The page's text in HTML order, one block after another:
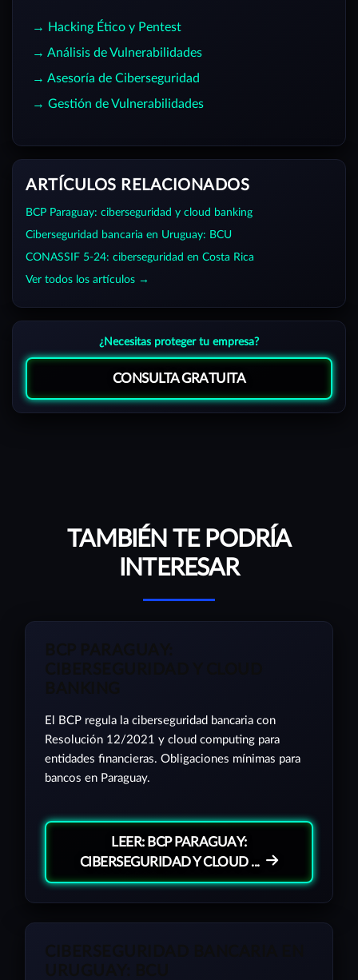
→ Hacking Ético y Pentest
→ Análisis de Vulnerabilidades
→ Asesoría de Ciberseguridad
→ Gestión de Vulnerabilidades
ARTÍCULOS RELACIONADOS
BCP Paraguay: ciberseguridad y cloud banking
Ciberseguridad bancaria en Uruguay: BCU
CONASSIF 5-24: ciberseguridad en Costa Rica
Ver todos los artículos →
¿Necesitas proteger tu empresa?
CONSULTA GRATUITA
TAMBIÉN TE PODRÍA
INTERESAR
El BCP regula la ciberseguridad bancaria con
Resolución 12/2021 y cloud computing para
entidades financieras. Obligaciones mínimas para
bancos en Paraguay.
LEER: BCP PARAGUAY:
CIBERSEGURIDAD Y CLOUD ...